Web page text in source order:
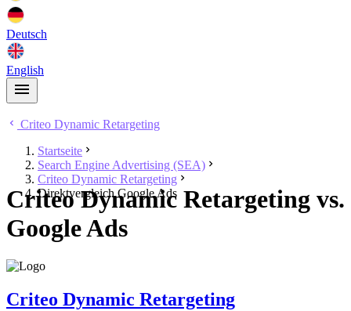
Deutsch
English
Criteo Dynamic Retargeting
Startseite
Search Engine Advertising (SEA)
Criteo Dynamic Retargeting
Direktvergleich Google Ads
Criteo Dynamic Retargeting vs.
Google Ads
Criteo Dynamic Retargeting